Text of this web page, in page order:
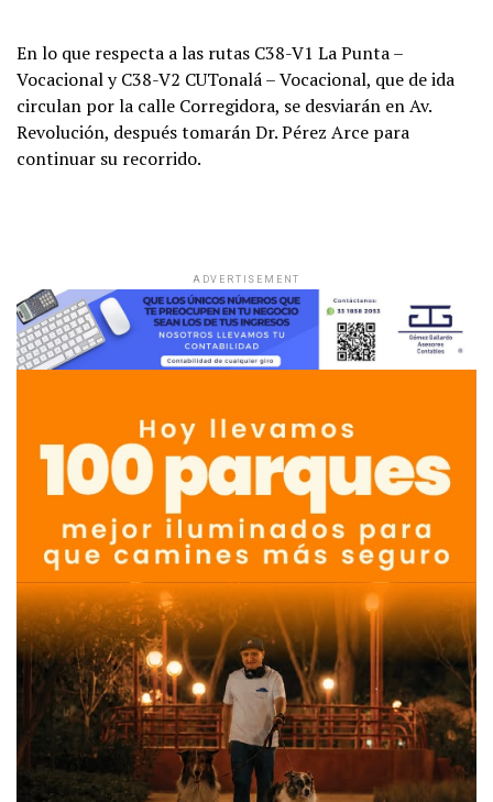
En lo que respecta a las rutas C38-V1 La Punta –
Vocacional y C38-V2 CUTonalá – Vocacional, que de ida
circulan por la calle Corregidora, se desviarán en Av.
Revolución, después tomarán Dr. Pérez Arce para
continuar su recorrido.
ADVERTISEMENT